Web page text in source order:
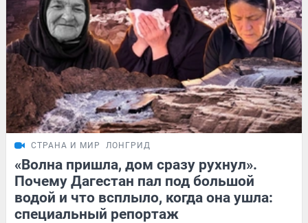
СТРАНА И МИР ЛОНГРИД
«Волна пришла, дом сразу рухнул».
Почему Дагестан пал под большой
водой и что всплыло, когда она ушла:
специальный репортаж